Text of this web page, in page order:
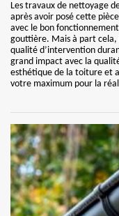
Les travaux de nettoyage
après avoir posé cette
avec le bon
gouttière. Mais à part cela,
qualité d’intervention
grand impact avec la
esthétique de la toiture et
votre maximum pour la